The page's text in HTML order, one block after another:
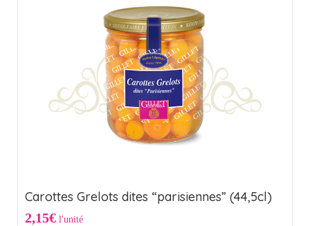
Carottes Grelots dites “parisiennes” (44,5cl)
2,15€ l'unité